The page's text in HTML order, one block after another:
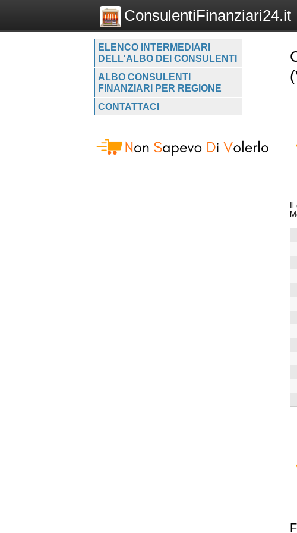
ConsulentiFinanziari24.it
ELENCO INTERMEDIARI
DELL'ALBO DEI CONSULENTI
ALBO CONSULENTI
FINANZIARI PER REGIONE
CONTATTACI
Il